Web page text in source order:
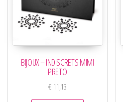
BIJOUX – INDISCRETS MIMI
PRETO
€11,13